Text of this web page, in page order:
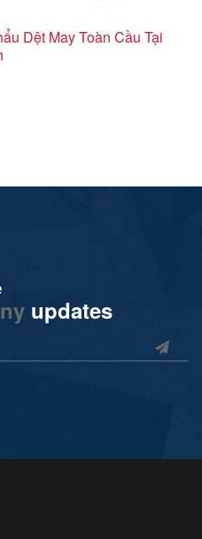
Dệt May Toàn Cầu Tại
updates